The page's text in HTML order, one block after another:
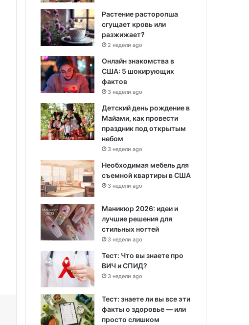
Растение расторопша
сгущает кровь или
разжижает?
2 недели ago
Онлайн знакомства в
США: 5 шокирующих
фактов
3 недели ago
Детский день рождение в
Майами, как провести
праздник под открытым
небом
3 недели ago
Необходимая мебель для
съемной квартиры в США
3 недели ago
Маникюр 2026: идеи и
лучшие решения для
стильных ногтей
3 недели ago
Тест: Что вы знаете про
ВИЧ и СПИД?
3 недели ago
Тест: знаете ли вы все эти
факты о здоровье — или
просто слишком